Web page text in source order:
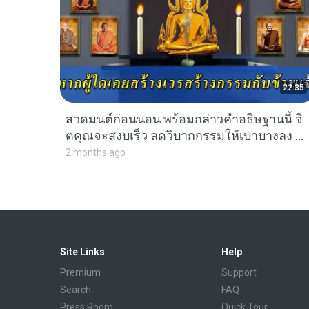
22:35
สวดมนต์ก่อนนอน พร้อมกล่าวคำอธิษฐานนี้ จิ
ตคุณจะสงบเร็ว ลดวิบากกรรมให้เบาบางลง _
อัศจรรย์ บำเพ็ญ (online-video-cutter.com).m
2 months ago
Site Links
Premium
Search
Help
Support
FAQ